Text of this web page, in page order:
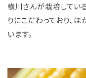
横川さんが栽培している
りにこだわっており、
います。